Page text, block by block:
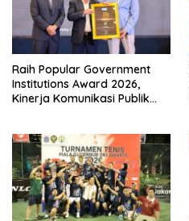
Raih Popular Government
Institutions Award 2026,
Kinerja Komunikasi Publik